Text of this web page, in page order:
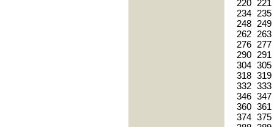
220
221
234
235
248
249
262
263
276
277
290
291
304 305
318 319
332 333
346 347
360 361
374 375